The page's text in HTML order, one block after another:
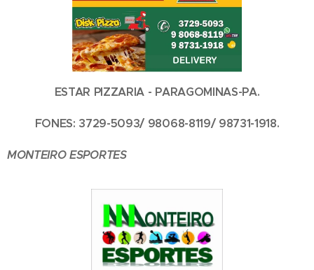
ESTAR PIZZARIA - PARAGOMINAS-PA.
FONES: 3729-5093/ 98068-8119/ 98731-1918.
MONTEIRO ESPORTES